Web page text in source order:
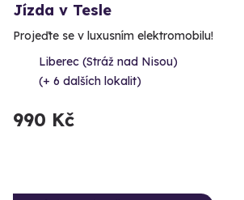
Jízda v Tesle
Projeďte se v luxusním elektromobilu!
Liberec (Stráž nad Nisou)
(+ 6 dalších lokalit)
990 Kč